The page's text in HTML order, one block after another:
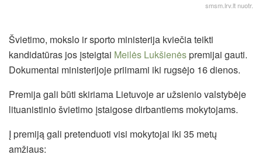
smsm.lrv.lt nuotr.
Švietimo, mokslo ir sporto ministerija kviečia teikti
kandidatūras jos įsteigtai Meilės Lukšienėspremijai gauti.
Dokumentai ministerijoje priimami iki rugsėjo 16 dienos.
Premija gali būti skiriama Lietuvoje ar užsienio valstybėje
lituanistinio švietimo įstaigose dirbantiems mokytojams.
Į premiją gali pretenduoti visi mokytojai iki 35 metų
amžiaus: